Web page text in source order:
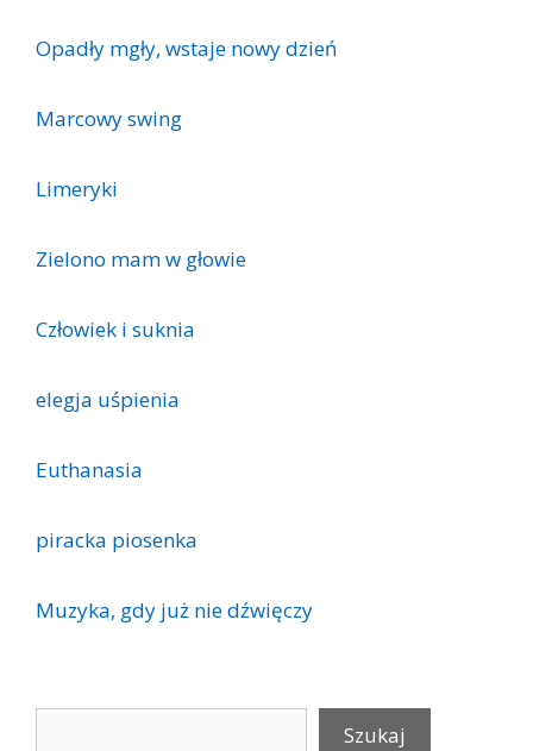
Opadły mgły, wstaje nowy dzień
Marcowy swing
Limeryki
Zielono mam w głowie
Człowiek i suknia
elegja uśpienia
Euthanasia
piracka piosenka
Muzyka, gdy już nie dźwięczy
Szukaj